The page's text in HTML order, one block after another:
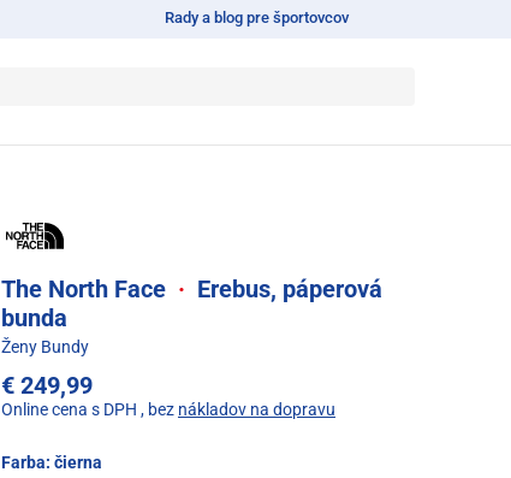
Rady a blog pre športovcov
The North Face · Erebus, páperová
bunda
Ženy Bundy
€ 249,99
Online cena s DPH , bez nákladov na dopravu
Farba: čierna